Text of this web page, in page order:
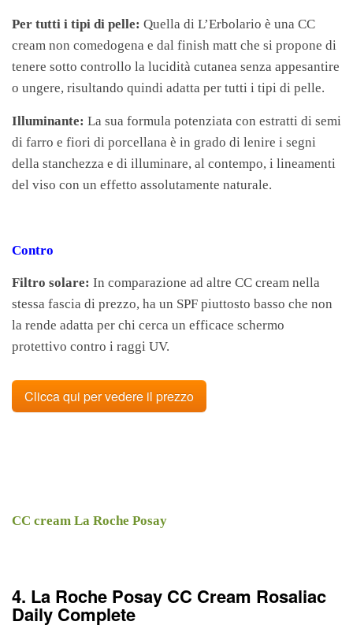
Per tutti i tipi di pelle: Quella di L’Erbolario è una CC
cream non comedogena e dal finish matt che si propone di
tenere sotto controllo la lucidità cutanea senza appesantire
o ungere, risultando quindi adatta per tutti i tipi di pelle.
Illuminante: La sua formula potenziata con estratti di semi
di farro e fiori di porcellana è in grado di lenire i segni
della stanchezza e di illuminare, al contempo, i lineamenti
del viso con un effetto assolutamente naturale.
Contro
Filtro solare: In comparazione ad altre CC cream nella
stessa fascia di prezzo, ha un SPF piuttosto basso che non
la rende adatta per chi cerca un efficace schermo
protettivo contro i raggi UV.
Clicca qui per vedere il prezzo
CC cream La Roche Posay
4. La Roche Posay CC Cream Rosaliac
Daily Complete